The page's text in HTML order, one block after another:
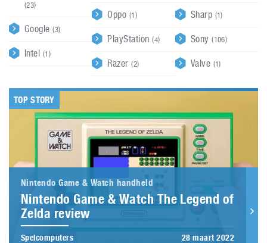
(23)
Google(3)
Intel (1)
Oppo (1)
PlayStation(4)
Razer(2)
Sharp (1)
Sony(106)
Valve (1)
TOP STORY
Nintendo Game & Watch handheld
Nintendo Game & Watch The Legend of
Zelda review
Spelcomputers 28 maart 2022